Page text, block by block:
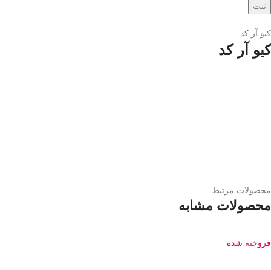
کیو آر کد
کیو آر کد
محصولات مرتبط
محصولات مشابه
فروخته شده